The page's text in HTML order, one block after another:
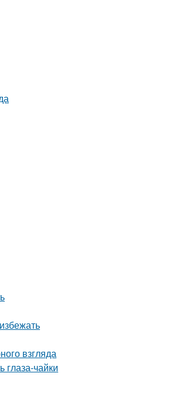
взгляда
глаза-чайки